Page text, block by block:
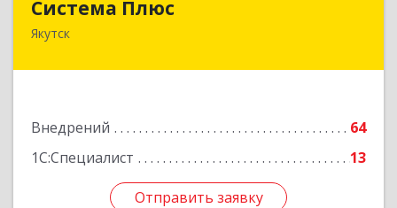
Система Плюс
Якутск
Внедрений
64
1С:Специалист
13
Отправить заявку
677000, Саха /Якутия/ Респ, Якутск г, Пояркова
Отправить заявку